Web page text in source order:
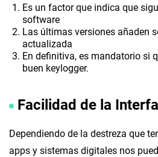
Es un factor que indica que
software
Las últimas versiones añaden
actualizada
En definitiva, es mandatorio si
buen keylogger.
Facilidad de la
Dependiendo de la destreza que
apps y sistemas digitales nos